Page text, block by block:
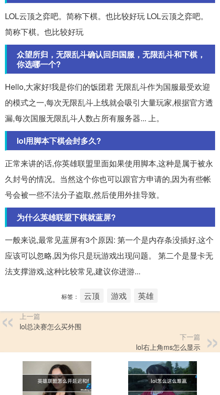
LOL云顶之弈吧。简称下棋。也比较好玩 LOL云顶之弈吧。
简称下棋。也比较好玩
众望所归，无限乱斗确认回归国服，无限乱斗和下棋，
你选哪一个?
Hello,大家好!我是你们的饭团君 无限乱斗作为国服最受欢迎
的模式之一,每次无限乱斗上线就会吸引大量玩家,根据官方透
漏,每次国服无限乱斗人数占所有服务器... 上。
lol用脚本下棋会封多久?
正常来讲的话,你英雄联盟里面如果使用脚本,这种是属于被永
久封号的情况。当然这个你也可以跟官方申请的,因为有些帐
号会被一些不法分子盗取,然后使用外挂导致。
为什么英雄联盟下棋就蓝屏?
一般来说,最常见蓝屏有3个原因: 第一个是内存条没插好,这个
应该可以忽略,因为你只是玩游戏出现问题。 第二个是显卡无
法支撑游戏,这种比较常见,建议你进游...
标签： 云顶 游戏 英雄
上一篇
lol总决赛怎么买外围
下一篇
lol右上角ms怎么显示